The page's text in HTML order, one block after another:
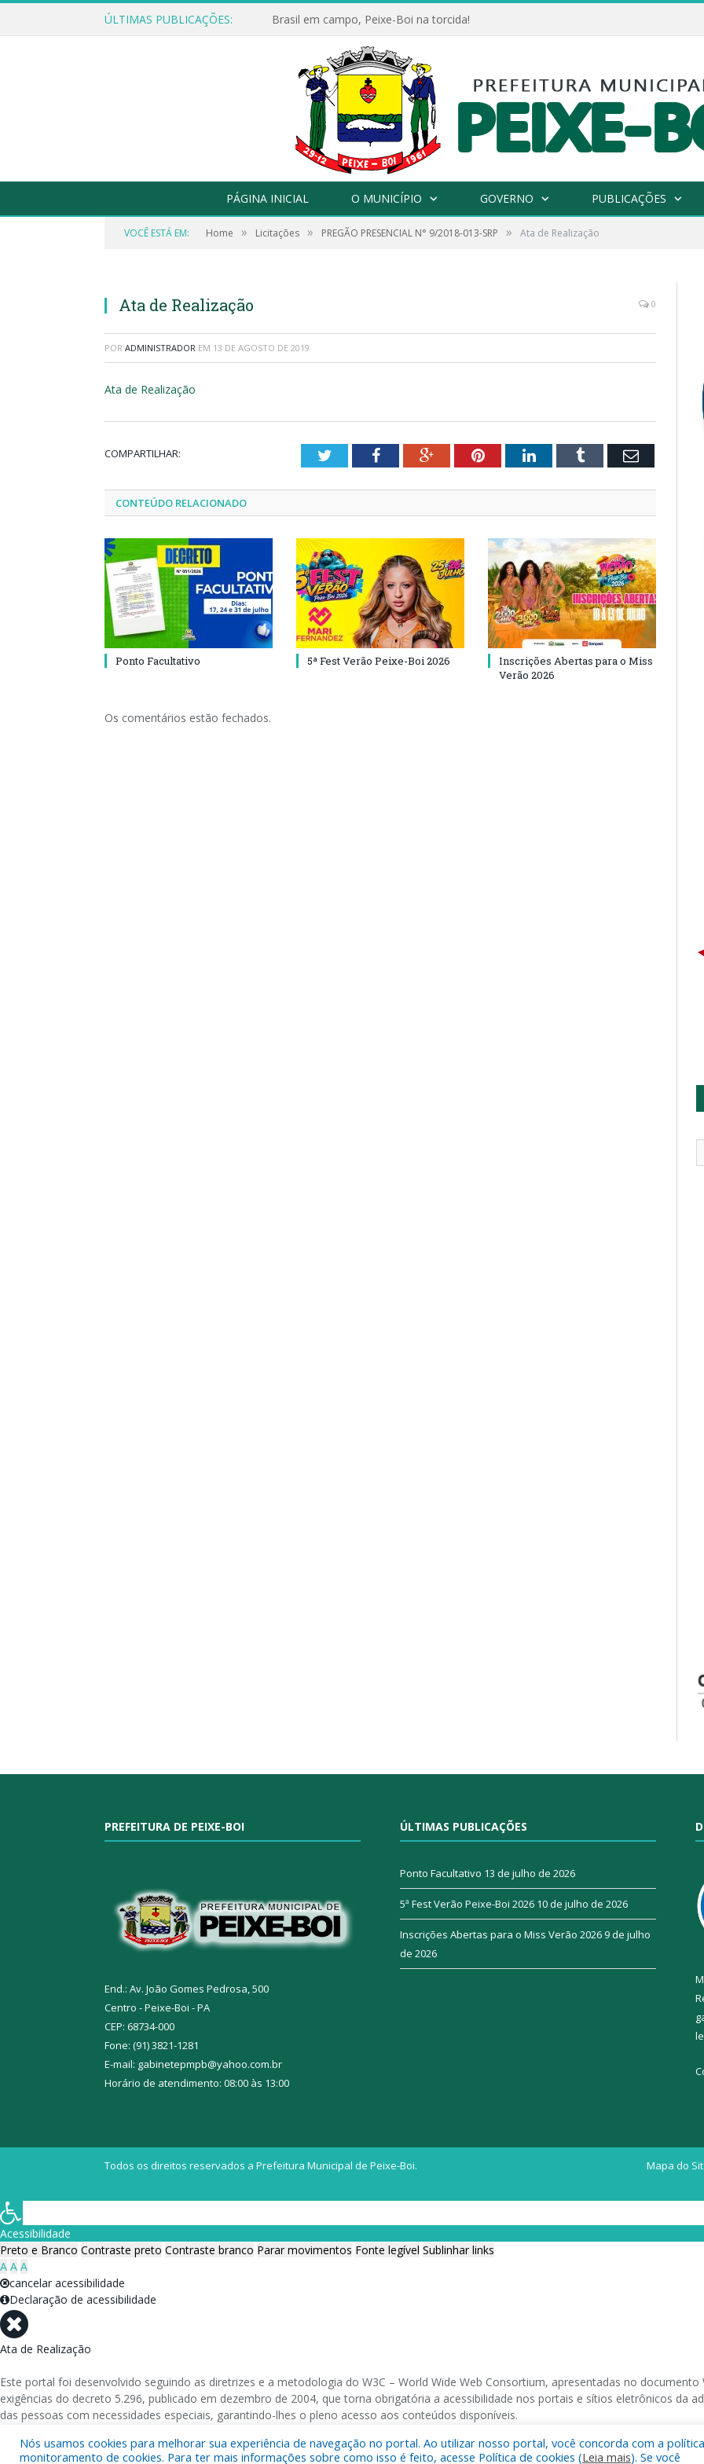
ÚLTIMAS PUBLICAÇÕES: Brasil em campo, Peixe-Boi na torcida!
PÁGINA INICIAL O MUNICÍPIO GOVERNO PUBLICAÇÕES
VOCÊ ESTÁ EM: Home » Licitações » PREGÃO PRESENCIAL N° 9/2018-013-SRP » Ata de Realização
Ata de Realização 0
POR ADMINISTRADOR EM 13 DE AGOSTO DE 2019
Ata de Realização
COMPARTILHAR: TwitterFacebookGoogle+PinterestLinkedInTumblr Email
CONTEÚDO RELACIONADO
Ponto Facultativo 5ª Fest Verão Peixe-Boi 2026
Inscrições Abertas para o Miss
Verão 2026
Os comentários estão fechados.
PREFEITURA DE PEIXE-BOI
End.: Av. João Gomes Pedrosa, 500
Centro - Peixe-Boi - PA
CEP: 68734-000
Fone: (91) 3821-1281
E-mail: gabinetepmpb@yahoo.com.br
Horário de atendimento: 08:00 às 13:00
ÚLTIMAS PUBLICAÇÕES
Ponto Facultativo 13 de julho de 2026
5ª Fest Verão Peixe-Boi 2026 10 de julho de 2026
Inscrições Abertas para o Miss Verão 20269 de julho
de 2026
Todos os direitos reservados a Prefeitura Municipal de Peixe-Boi. Mapa do
Nós usamos cookies para melhorar sua experiência de navegação no portal. Ao utilizar nosso portal, você concorda com a
monitoramento de cookies. Para ter mais informações sobre como isso é feito, acesse Política de cookies (Leia mais). Se você
Acessibilidade
Preto e Branco Contraste preto Contraste branco Parar movimentos Fonte legível Sublinhar links
A A A
cancelar acessibilidade
Declaração de acessibilidade
Ata de Realização
Este portal foi desenvolvido seguindo as diretrizes e a metodologia do W3C – World Wide Web Consortium, apresentadas no
exigências do decreto 5.296, publicado em dezembro de 2004, que torna obrigatória a acessibilidade nos portais e sítios eletrônicos da
das pessoas com necessidades especiais, garantindo-lhes o pleno acesso aos conteúdos disponíveis.
Além de validações automáticas, foram realizados testes em diversos navegadores e através do utilitário de acesso a Internet do